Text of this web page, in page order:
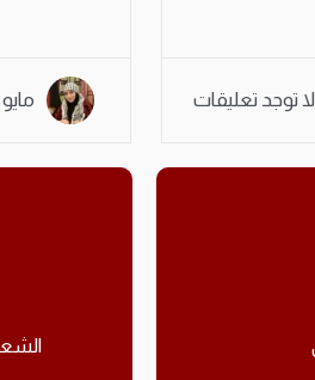
لا توجد تعليقات مايو 14, 2022